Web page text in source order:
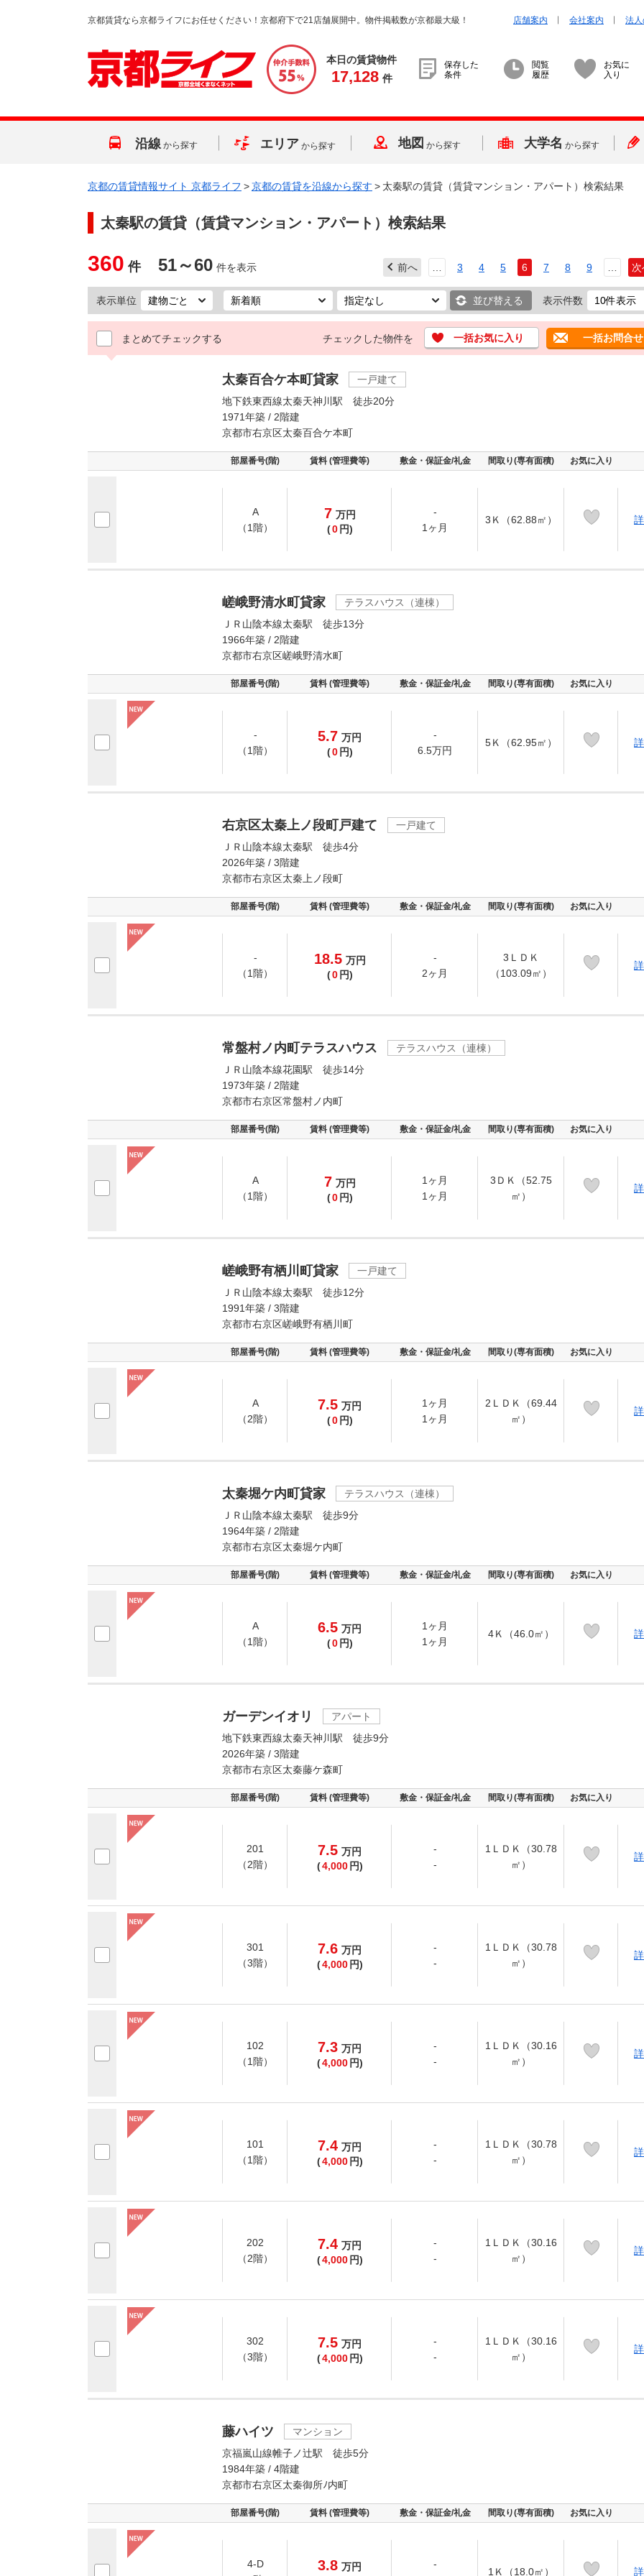
京都賃貸なら京都ライフにお任せください！京都府下で21店舗展開中。物件掲載数が京都最大級！ 店舗案内 会社案内 法
本日の賃貸物件
17,128 件
保存した
条件
閲覧
履歴
お気に
入り
沿線 から探す エリア から探す 地図 から探す 大学名 から探す
京都の賃貸情報サイト 京都ライフ >京都の賃貸を沿線から探す > 太秦駅の賃貸（賃貸マンション・アパート）検索結果
太秦駅の賃貸（賃貸マンション・アパート）検索結果
360 件 51～60 件を表示 前へ 3 4 5 6 7 8 9
表示単位 並び替える 表示件数
まとめてチェックする チェックした物件を 一括お気に入り 一括お問合せ
太秦百合ケ本町貸家
一戸建て
地下鉄東西線太秦天神川駅 徒歩20分
1971年築 / 2階建
京都市右京区太秦百合ケ本町
部屋番号(階) 賃料 (管理費等) 敷金・保証金/礼金 間取り(専有面積) お気に入り
A
（1階）
7 万円
(0 円)
-
1ヶ月
3Ｋ（62.88㎡）
嵯峨野清水町貸家
テラスハウス（連棟）
ＪＲ山陰本線太秦駅 徒歩13分
1966年築 / 2階建
京都市右京区嵯峨野清水町
部屋番号(階) 賃料 (管理費等) 敷金・保証金/礼金 間取り(専有面積) お気に入り
-
（1階）
5.7 万円
(0 円)
-
6.5万円
5Ｋ（62.95㎡）
右京区太秦上ノ段町戸建て
一戸建て
ＪＲ山陰本線太秦駅 徒歩4分
2026年築 / 3階建
京都市右京区太秦上ノ段町
部屋番号(階) 賃料 (管理費等) 敷金・保証金/礼金 間取り(専有面積) お気に入り
-
（1階）
18.5 万円
(0 円)
-
2ヶ月
3ＬＤＫ
（103.09㎡）
常盤村ノ内町テラスハウス
テラスハウス（連棟）
ＪＲ山陰本線花園駅 徒歩14分
1973年築 / 2階建
京都市右京区常盤村ノ内町
部屋番号(階) 賃料 (管理費等) 敷金・保証金/礼金 間取り(専有面積) お気に入り
A
（1階）
7 万円
(0 円)
1ヶ月
1ヶ月
3ＤＫ（52.75
㎡）
嵯峨野有栖川町貸家
一戸建て
ＪＲ山陰本線太秦駅 徒歩12分
1991年築 / 3階建
京都市右京区嵯峨野有栖川町
部屋番号(階) 賃料 (管理費等) 敷金・保証金/礼金 間取り(専有面積) お気に入り
A
（2階）
7.5 万円
(0 円)
1ヶ月
1ヶ月
2ＬＤＫ（69.44
㎡）
太秦堀ケ内町貸家
テラスハウス（連棟）
ＪＲ山陰本線太秦駅 徒歩9分
1964年築 / 2階建
京都市右京区太秦堀ケ内町
部屋番号(階) 賃料 (管理費等) 敷金・保証金/礼金 間取り(専有面積) お気に入り
A
（1階）
6.5 万円
(0 円)
1ヶ月
1ヶ月
4Ｋ（46.0㎡）
ガーデンイオリ
アパート
地下鉄東西線太秦天神川駅 徒歩9分
2026年築 / 3階建
京都市右京区太秦藤ケ森町
部屋番号(階) 賃料 (管理費等) 敷金・保証金/礼金 間取り(専有面積) お気に入り
201
（2階）
7.5 万円
(4,000 円)
-
-
1ＬＤＫ（30.78
㎡）
301
（3階）
7.6 万円
(4,000 円)
-
-
1ＬＤＫ（30.78
㎡）
102
（1階）
7.3 万円
(4,000 円)
-
-
1ＬＤＫ（30.16
㎡）
101
（1階）
7.4 万円
(4,000 円)
-
-
1ＬＤＫ（30.78
㎡）
202
（2階）
7.4 万円
(4,000 円)
-
-
1ＬＤＫ（30.16
㎡）
302
（3階）
7.5 万円
(4,000 円)
-
-
1ＬＤＫ（30.16
㎡）
藤ハイツ
マンション
京福嵐山線帷子ノ辻駅 徒歩5分
1984年築 / 4階建
京都市右京区太秦御所ﾉ内町
部屋番号(階) 賃料 (管理費等) 敷金・保証金/礼金 間取り(専有面積) お気に入り
4-D
3.8 万円
-
1Ｋ（18.0㎡）